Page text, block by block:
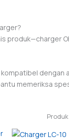
produk—charger
dengan
memeriksa